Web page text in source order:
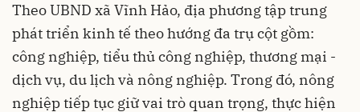
Theo UBND xã Vĩnh Hảo, địa phương tập trung
phát triển kinh tế theo hướng đa trụ cột gồm:
công nghiệp, tiểu thủ công nghiệp, thương mại -
dịch vụ, du lịch và nông nghiệp. Trong đó, nông
nghiệp tiếp tục giữ vai trò quan trọng, thực hiện